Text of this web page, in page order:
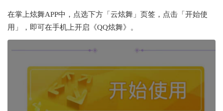
在掌上炫舞APP中，点选下方「云炫舞」页签，点击「开始使
用」，即可在手机上开启《QQ炫舞》。